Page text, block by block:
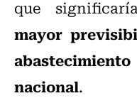
que
mayor
nacional.